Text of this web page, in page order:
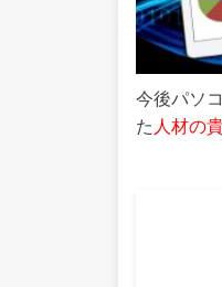
今後パソ
た 人材の